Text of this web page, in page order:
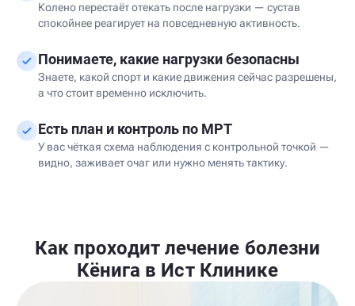
Колено перестаёт отекать после нагрузки — сустав
спокойнее реагирует на повседневную активность.
Понимаете, какие нагрузки безопасны
Знаете, какой спорт и какие движения сейчас разрешены,
а что стоит временно исключить.
Есть план и контроль по МРТ
У вас чёткая схема наблюдения с контрольной точкой —
видно, заживает очаг или нужно менять тактику.
Как проходит лечение болезни
Кёнига в Ист Клинике